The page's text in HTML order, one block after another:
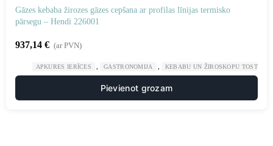
Gāzes kebaba žirozes gāzes cepšana ar profilas līnijas termisko
pārsegu – Hendi 226001
937,14 € (ar PVN)
APKURES IERĪCES GASTRONOMIJA KEBABU UN ŽIROSKOPU TOSTERI
Pievienot grozam